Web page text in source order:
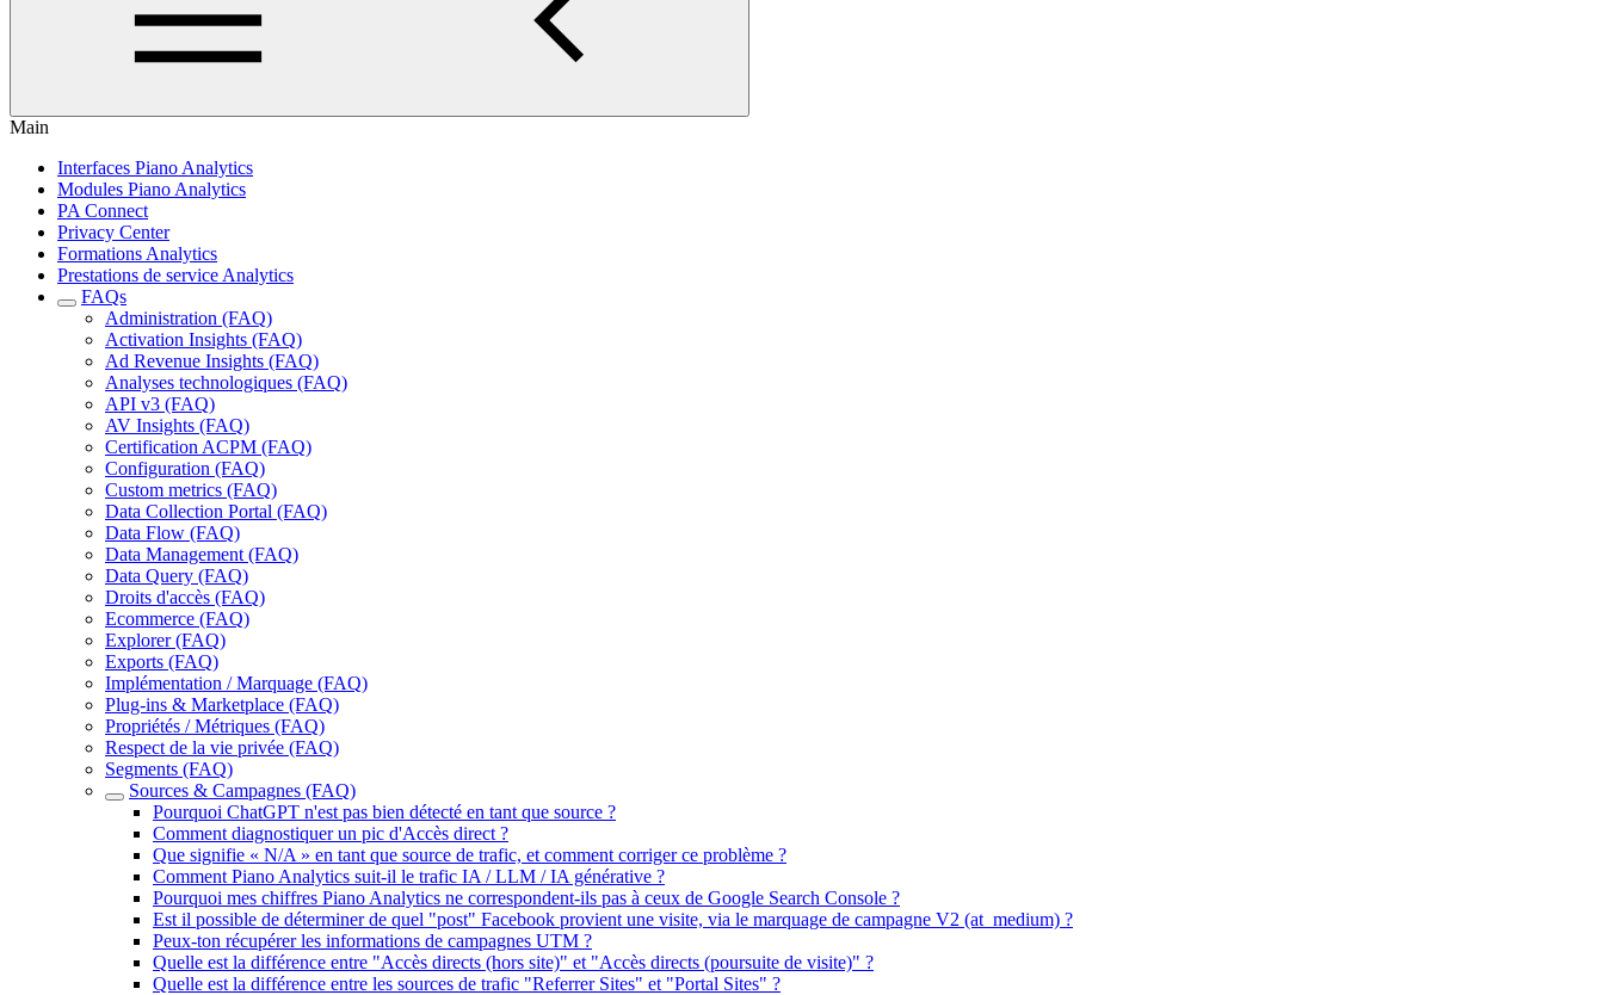
Main
Interfaces Piano Analytics
Modules Piano Analytics
PA Connect
Privacy Center
Formations Analytics
Prestations de service Analytics
FAQs
Administration (FAQ)
Activation Insights (FAQ)
Ad Revenue Insights (FAQ)
Analyses technologiques (FAQ)
API v3 (FAQ)
AV Insights (FAQ)
Certification ACPM (FAQ)
Configuration (FAQ)
Custom metrics (FAQ)
Data Collection Portal (FAQ)
Data Flow (FAQ)
Data Management (FAQ)
Data Query (FAQ)
Droits d'accès (FAQ)
Ecommerce (FAQ)
Explorer (FAQ)
Exports (FAQ)
Implémentation / Marquage (FAQ)
Plug-ins & Marketplace (FAQ)
Propriétés / Métriques (FAQ)
Respect de la vie privée (FAQ)
Segments (FAQ)
Sources & Campagnes (FAQ)
Pourquoi ChatGPT n'est pas bien détecté en tant que source ?
Comment diagnostiquer un pic d'Accès direct ?
Que signifie « N/A » en tant que source de trafic, et comment corriger ce problème ?
Comment Piano Analytics suit-il le trafic IA / LLM / IA générative ?
Pourquoi mes chiffres Piano Analytics ne correspondent-ils pas à ceux de Google Search Console ?
Est il possible de déterminer de quel "post" Facebook provient une visite, via le marquage de campagne V2 (at_medium) ?
Peux-ton récupérer les informations de campagnes UTM ?
Quelle est la différence entre "Accès directs (hors site)" et "Accès directs (poursuite de visite)" ?
Quelle est la différence entre les sources de trafic "Referrer Sites" et "Portal Sites" ?